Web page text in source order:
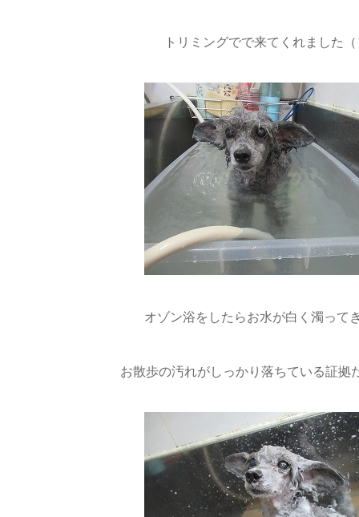
トリミングでで来てくれました（
オゾン浴をしたらお水が白く濁って
お散歩の汚れがしっかり落ちている証